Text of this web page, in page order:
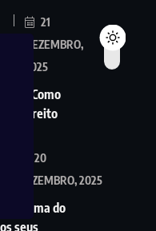
21
DEZEMBRO,
2025
É, Como
Direito
20
DEZEMBRO, 2025
reforma do
seus